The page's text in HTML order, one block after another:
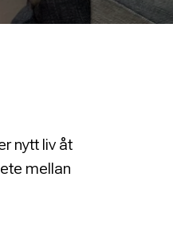
nytt liv åt
mellan